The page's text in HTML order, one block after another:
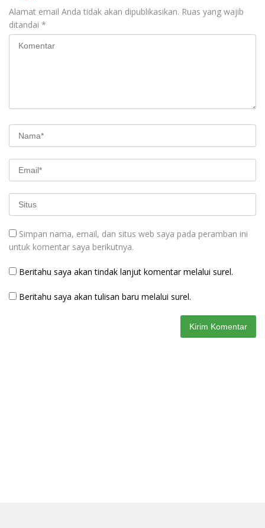
Alamat email Anda tidak akan dipublikasikan. Ruas yang wajib
ditandai *
Simpan nama, email, dan situs web saya pada peramban ini
untuk komentar saya berikutnya.
Beritahu saya akan tindak lanjut komentar melalui surel.
Beritahu saya akan tulisan baru melalui surel.